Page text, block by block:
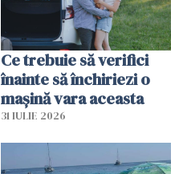
Ce trebuie să verifici
înainte să închiriezi o
mașină vara aceasta
31 IULIE 2026